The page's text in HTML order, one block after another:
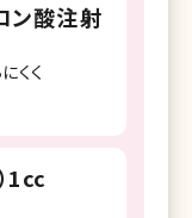
ン酸注射
くく
1cc